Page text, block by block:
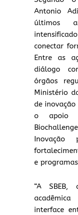
Antonio
últimos
conectar
Entre as
diálogo
órgãos
Ministério
de
o apoio
e
“A SBEB,
interface